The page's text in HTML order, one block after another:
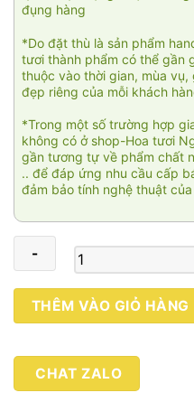
đụng hàng
*Do đặt thù là sản phẩm
tươi thành phẩm có thể gần
thuộc vào thời gian, mùa
đẹp riêng của mỗi khách
*Trong một số trường hợp
không có ở shop-Hoa tươi
gần tương tự về phẩm chất
.. để đáp ứng nhu cầu cấp
đảm bảo tính nghệ thuật
Beautiful
day
lượng
THÊM VÀO GIỎ HÀNG
CHAT ZALO